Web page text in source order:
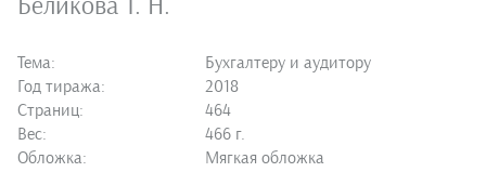
Беликова Т. Н.
Тема:
Бухгалтеру и аудитору
Год тиража:
2018
Страниц:
464
Вес:
466 г.
Обложка:
Мягкая обложка